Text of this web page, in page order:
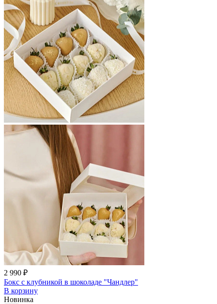
2 990 ₽
Бокс с клубникой в шоколаде "Чандлер"
В корзину
Новинка